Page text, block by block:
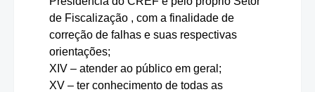
de Fiscalização , com a finalidade de
correção de falhas e suas respectivas
orientações;
XIV – atender ao público em geral;
XV – ter conhecimento de todas as